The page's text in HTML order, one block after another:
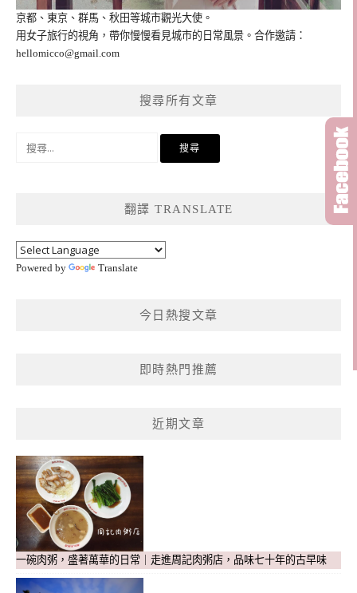
京都、東京、群馬、秋田等城市觀光大使。
用女子旅行的視角，帶你慢慢看見城市的日常風景。合作邀請：
hellomicco@gmail.com
搜尋所有文章
翻譯 TRANSLATE
Powered by Translate
今日熱搜文章
即時熱門推薦
近期文章
一碗肉粥，盛著萬華的日常｜走進周記肉粥店，品味七十年的古早味